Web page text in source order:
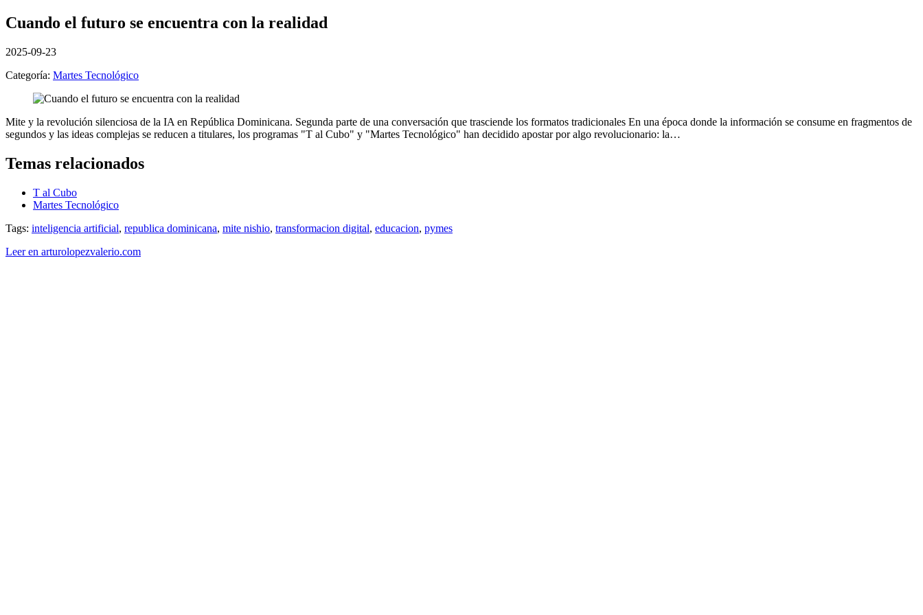
Cuando el futuro se encuentra con la realidad
2025-09-23
Categoría: Martes Tecnológico
Mite y la revolución silenciosa de la IA en República Dominicana. Segunda parte de una conversación que trasciende los formatos tradicionales En una época donde la información se consume en fragmentos de
segundos y las ideas complejas se reducen a titulares, los programas "T al Cubo" y "Martes Tecnológico" han decidido apostar por algo revolucionario: la…
Temas relacionados
T al Cubo
Martes Tecnológico
Tags: inteligencia artificial, republica dominicana, mite nishio, transformacion digital, educacion, pymes
Leer en arturolopezvalerio.com